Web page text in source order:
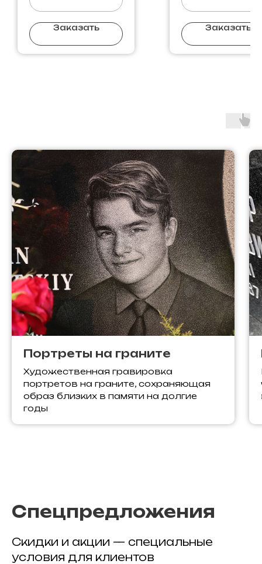
Заказать Заказать
Портреты на граните
Художественная гравировка
портретов на граните, сохраняющая
образ близких в памяти на долгие
годы
Спецпредложения
Скидки и акции — специальные
условия для клиентов